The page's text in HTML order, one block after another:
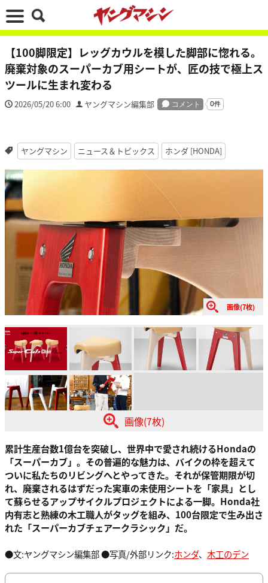
【100脚限定】レッグカウルを模した脚部に惚れる。
廃棄対象のスーパーカブ用シートが、匠の技で極上ス
ツールに生まれ変わる
2026/05/20 6:00 ヤングマシン編集部
ヤングマシン ニュース＆トピックス ホンダ [HONDA]
画像(7枚)
画像(7枚)
累計生産台数1億台を突破し、世界中で愛され続けるHondaの
「スーパーカブ」。その普遍的な魅力は、バイクの枠を超えて
ついに私たちのリビングへとやってきた。それが保管期限が切
れ、廃棄されるはずだった実車の未使用シートを「家具」とし
て蘇らせるアップサイクルプロジェクトによる一脚。Honda社
内有志と熟練の木工職人がタッグを組み、100台限定で生み出さ
れた「スーパーカブチェアークラシック」だ。
●文:ヤングマシン編集部 ●写真/外部リンク:ホンダ、 木工のデン